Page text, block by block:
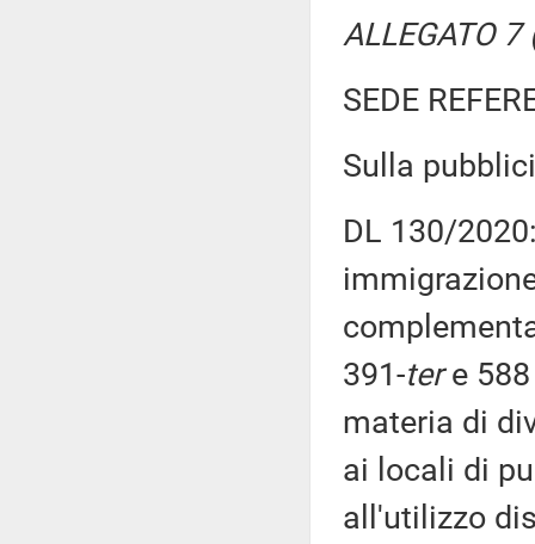
ALLEGATO
SEDE
Sulla
DL 130/
391-tere 588
materia di
ai locali di
all'utilizzo